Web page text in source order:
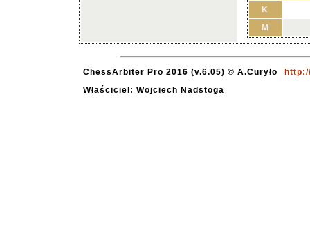
K
M
ChessArbiter Pro 2016 (v.6.05) © A.Curyło
Właściciel: Wojciech Nadstoga